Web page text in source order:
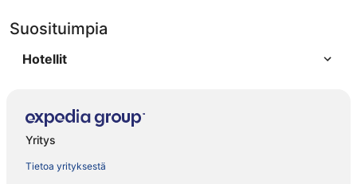
Suosituimpia
Hotellit
Yritys
Tietoa yrityksestä